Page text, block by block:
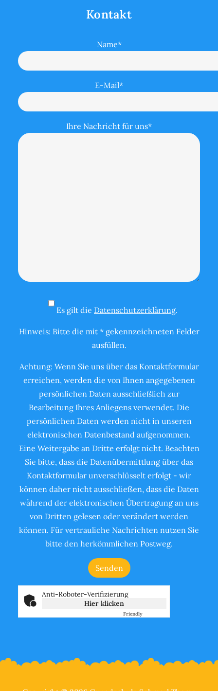
Kontakt
Name*
E-Mail*
Ihre Nachricht für uns*
Es gilt die Datenschutzerklärung.
Hinweis: Bitte die mit * gekennzeichneten Felder
ausfüllen.
Achtung: Wenn Sie uns über das Kontaktformular
erreichen, werden die von Ihnen angegebenen
persönlichen Daten ausschließlich zur
Bearbeitung Ihres Anliegens verwendet. Die
persönlichen Daten werden nicht in unseren
elektronischen Datenbestand aufgenommen.
Eine Weitergabe an Dritte erfolgt nicht. Beachten
Sie bitte, dass die Datenübermittlung über das
Kontaktformular unverschlüsselt erfolgt - wir
können daher nicht ausschließen, dass die Daten
während der elektronischen Übertragung an uns
von Dritten gelesen oder verändert werden
können. Für vertrauliche Nachrichten nutzen Sie
bitte den herkömmlichen Postweg.
Anti-Roboter-Verifizierung
Hier klicken
Friendly